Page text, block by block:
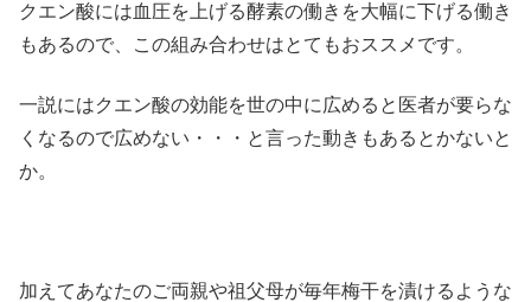
クエン酸には血圧を上げる酵素の働きを大幅に下げる働き
もあるので、この組み合わせはとてもおススメです。
一説にはクエン酸の効能を世の中に広めると医者が要らな
くなるので広めない・・・と言った動きもあるとかないと
か。
加えてあなたのご両親や祖父母が毎年梅干を漬けるような